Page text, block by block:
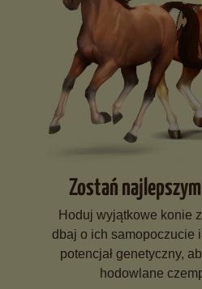
Zostań
Hoduj wyjątkowe konie
dbaj o ich samopoczucie
potencjał genetyczny,
hodowlane